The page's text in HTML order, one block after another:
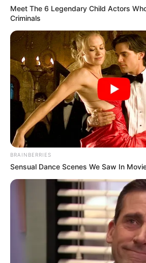
Meet The 6 Legendary Child Actors
Criminals
BRAINBERRIES
Sensual Dance Scenes We Saw In